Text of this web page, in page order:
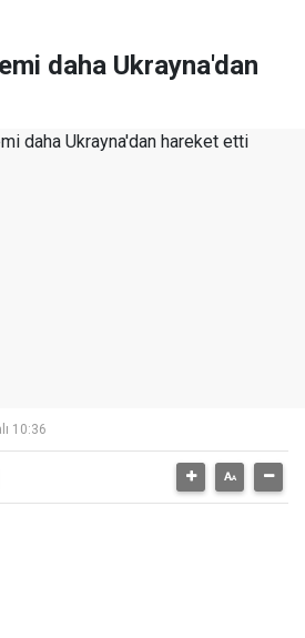
daha Ukrayna'dan
10:36